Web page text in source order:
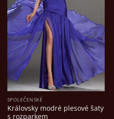
SPOLEČENSKÉ
Královsky modré plesové šaty
s rozparkem